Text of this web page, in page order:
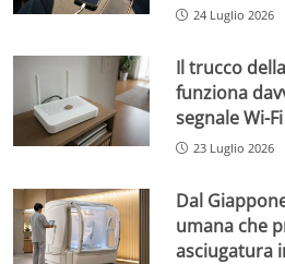
24 Luglio 2026
Il trucco
funziona
segnale Wi-Fi
23 Luglio 2026
Dal
umana che
asciugatura